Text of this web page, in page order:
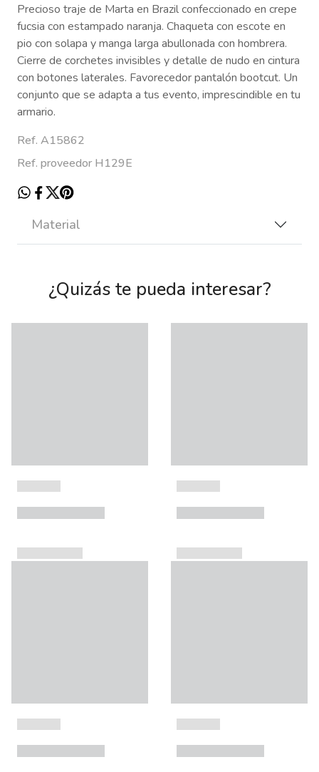
Precioso traje de Marta en Brazil confeccionado en crepe
fucsia con estampado naranja. Chaqueta con escote en
pio con solapa y manga larga abullonada con hombrera.
Cierre de corchetes invisibles y detalle de nudo en cintura
con botones laterales. Favorecedor pantalón bootcut. Un
conjunto que se adapta a tus evento, imprescindible en tu
armario.
Ref. A15862
Ref. proveedor H129E
Material
¿Quizás te pueda interesar?